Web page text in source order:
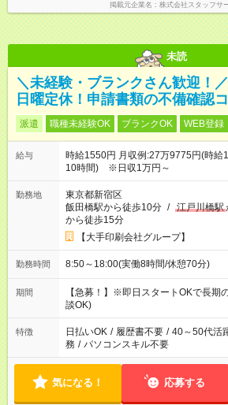
掲載元企業名 株式会社スタッフサ
未読
＼未経験・ブランクさん歓迎！
日曜定休！申請書類の不備確認
派遣 職種未経験OK ブランクOK WEB登録
給与
時給1550円 月収例:27万9775円(時給
10時間) ※日収1万円～
勤務地
東京都新宿区
飯田橋駅から徒歩10分 / 江戸川橋駅
から徒歩15分
【大手印刷会社グループ】
勤務時間 8:50～18:00(実働8時間/休憩70分)
期間
【急募！】※即日スタートOKで長期
談OK)
特徴 日払いOK / 履歴書不要 / 40～50代活
務 / パソコンスキル不要
気になる！ 応募する